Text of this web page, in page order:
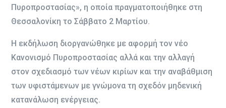
Πυροπροστασίας», η οποία πραγματοποιήθηκε στη
Θεσσαλονίκη το Σάββατο 2 Μαρτίου.
Η εκδήλωση διοργανώθηκε με αφορμή τον νέο
Κανονισμό Πυροπροστασίας αλλά και την αλλαγή
στον σχεδιασμό των νέων κιρίων και την αναβάθμιση
των υφιστάμενων με γνώμονα τη σχεδόν μηδενική
κατανάλωση ενέργειας.